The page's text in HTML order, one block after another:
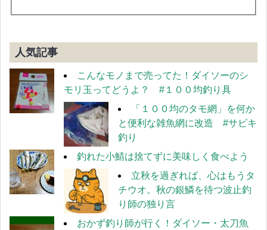
人気記事
こんなモノまで売ってた！ダイソーのシ
モリ玉ってどうよ？ #１００均釣り具
「１００均のタモ網」を何か
と便利な雑魚網に改造 #サビキ
釣り
釣れた小鯖は捨てずに美味しく食べよう
立秋を過ぎれば、心はもうタ
チウオ。秋の銀鱗を待つ波止釣
り師の独り言
おかず釣り師が行く！ダイソー・太刀魚